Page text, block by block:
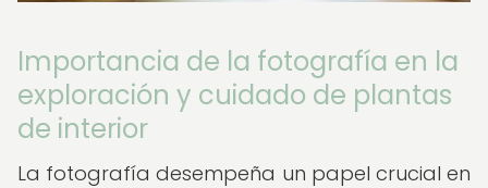
Importancia de la fotografía en la
exploración y cuidado de plantas
de interior
La fotografía desempeña un papel crucial en